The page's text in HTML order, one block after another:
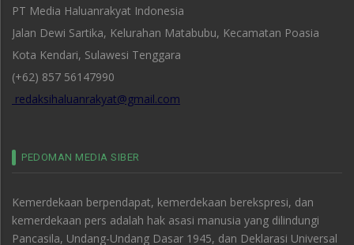
PT Media Haluanrakyat Indonesia
Jalan Dewi Sartika, Kelurahan Matabubu, Kecamatan Poasia
Kota Kendari, Sulawesi Tenggara
(+62) 857 56147990
redaksihaluanrakyat@gmail.com
PEDOMAN MEDIA SIBER
Kemerdekaan berpendapat, kemerdekaan berekspresi, dan
kemerdekaan pers adalah hak asasi manusia yang dilindungi
Pancasila, Undang-Undang Dasar 1945, dan Deklarasi Universal